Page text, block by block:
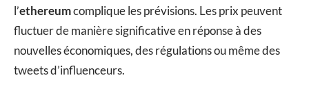
l’ethereumcomplique les prévisions. Les prix peuvent
fluctuer de manière significative en réponse à des
nouvelles économiques, des régulations ou même des
tweets d’influenceurs.